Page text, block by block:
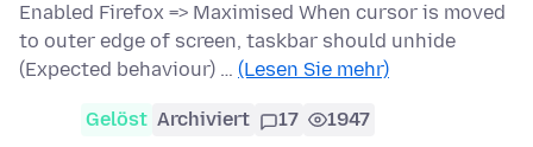
Enabled Firefox => Maximised When cursor is moved
to outer edge of screen, taskbar should unhide
(Expected behaviour) … (Lesen Sie mehr)
Gelöst Archiviert 17 1947